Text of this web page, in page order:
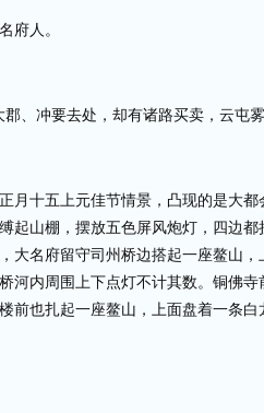
府人。
、冲要去处，却有诸路买卖，云屯雾
月十五上元佳节情景，凸现的是大都
起山棚，摆放五色屏风炮灯，四边都
大名府留守司州桥边搭起一座鳌山，
河内周围上下点灯不计其数。铜佛寺
前也扎起一座鳌山，上面盘着一条白